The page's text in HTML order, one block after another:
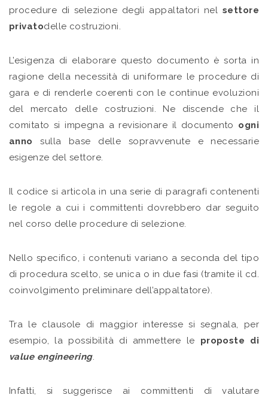
procedure di selezione degli appaltatori nel settore
privatodelle costruzioni.
L’esigenza di elaborare questo documento è sorta in
ragione della necessità di uniformare le procedure di
gara e di renderle coerenti con le continue evoluzioni
del mercato delle costruzioni. Ne discende che il
comitato si impegna a revisionare il documento ogni
anno
sulla base delle sopravvenute e necessarie
esigenze del settore.
Il codice si articola in una serie di paragrafi contenenti
le regole a cui i committenti dovrebbero dar seguito
nel corso delle procedure di selezione.
Nello specifico, i contenuti variano a seconda del tipo
di procedura scelto, se unica o in due fasi (tramite il cd.
coinvolgimento preliminare dell’appaltatore).
Tra le clausole di maggior interesse si segnala, per
esempio, la possibilità di ammettere le proposte di
value engineering.
Infatti, si suggerisce ai committenti di valutare